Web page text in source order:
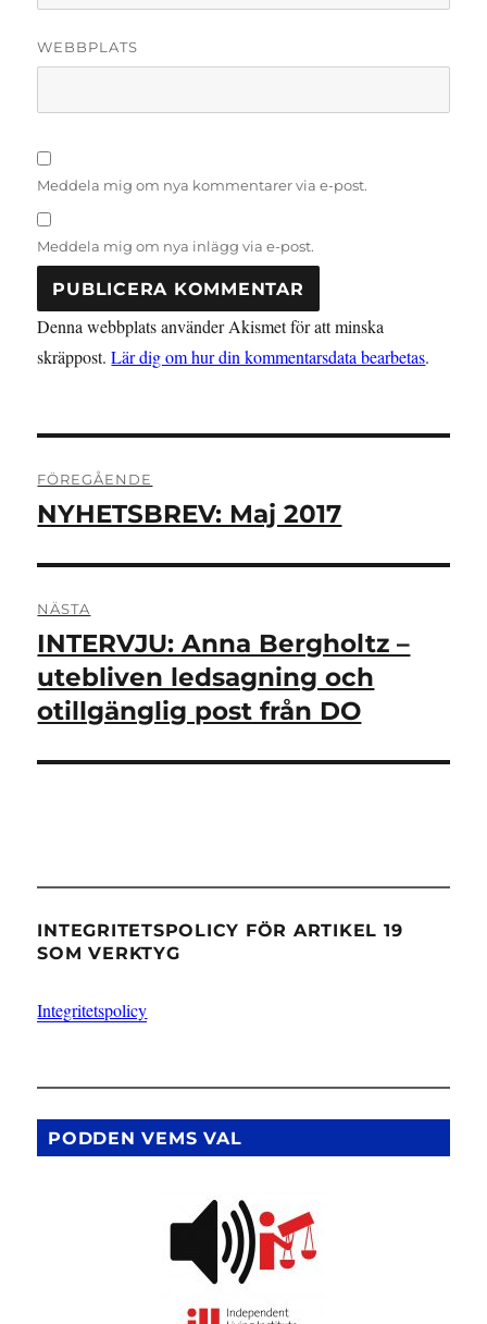
WEBBPLATS
Meddela mig om nya kommentarer via e-post.
Meddela mig om nya inlägg via e-post.
Denna webbplats använder Akismet för att minska
skräppost.Lär dig om hur din kommentarsdata bearbetas.
FÖREGÅENDE
Föregående
NYHETSBREV: Maj 2017
NÄSTA
Nästa
inlägg:
INTERVJU: Anna Bergholtz –
utebliven ledsagning och
otillgänglig post från DO
INTEGRITETSPOLICY FÖR ARTIKEL 19
SOM VERKTYG
Integritetspolicy
PODDEN VEMS VAL